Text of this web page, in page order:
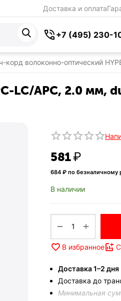
Доставка и оплата
+7 (495) 230-
корд волоконно-оптический
LC/APC, 2.0 мм,
‍581‍₽
684 ₽ по безналичному
В наличии
+
−
В избранное
Доставка 1–2 дня
Доставка до
Минимальная